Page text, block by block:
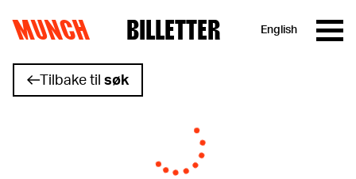
Hopp til innhold
MUNCH BILLETTER English
Tilbake til søk